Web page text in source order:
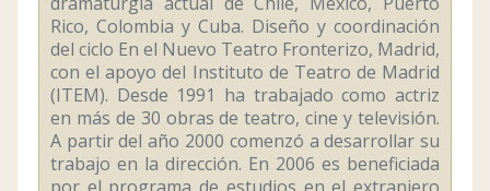
Rico, Colombia y Cuba. Diseño y coordinación
del ciclo En el Nuevo Teatro Fronterizo, Madrid,
con el apoyo del Instituto de Teatro de Madrid
(ITEM). Desde 1991 ha trabajado como actriz
en más de 30 obras de teatro, cine y televisión.
A partir del año 2000 comenzó a desarrollar su
trabajo en la dirección. En 2006 es beneficiada